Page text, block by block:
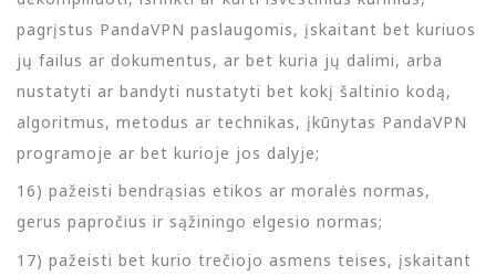
pagrįstus PandaVPN paslaugomis, įskaitant bet kuriuos
jų failus ar dokumentus, ar bet kuria jų dalimi, arba
nustatyti ar bandyti nustatyti bet kokį šaltinio kodą,
algoritmus, metodus ar technikas, įkūnytas PandaVPN
programoje ar bet kurioje jos dalyje;
16) pažeisti bendrąsias etikos ar moralės normas,
gerus papročius ir sąžiningo elgesio normas;
17) pažeisti bet kurio trečiojo asmens teises, įskaitant